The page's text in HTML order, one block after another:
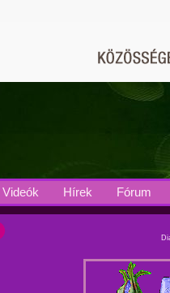
Videók Hírek Fórum